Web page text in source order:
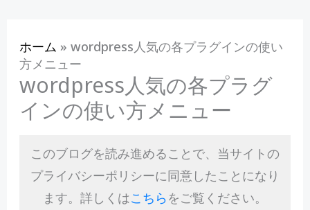
ホーム » wordpress人気の各プラグインの使い
方メニュー
wordpress人気の各プラグ
インの使い方メニュー
このブログを読み進めることで、当サイトの
プライバシーポリシーに同意したことになり
ます。詳しくはこちら をご覧ください。